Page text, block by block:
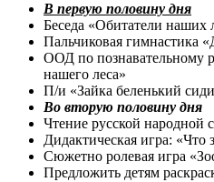
В первую половину дня
Беседа «Обитатели наших
Пальчиковая гимнастика
ООД по познавательному
нашего леса»
П/и «Зайка беленький
Во вторую половину дня
Чтение русской народной
Дидактическая игра: «Что
Сюжетно ролевая игра
Предложить детям